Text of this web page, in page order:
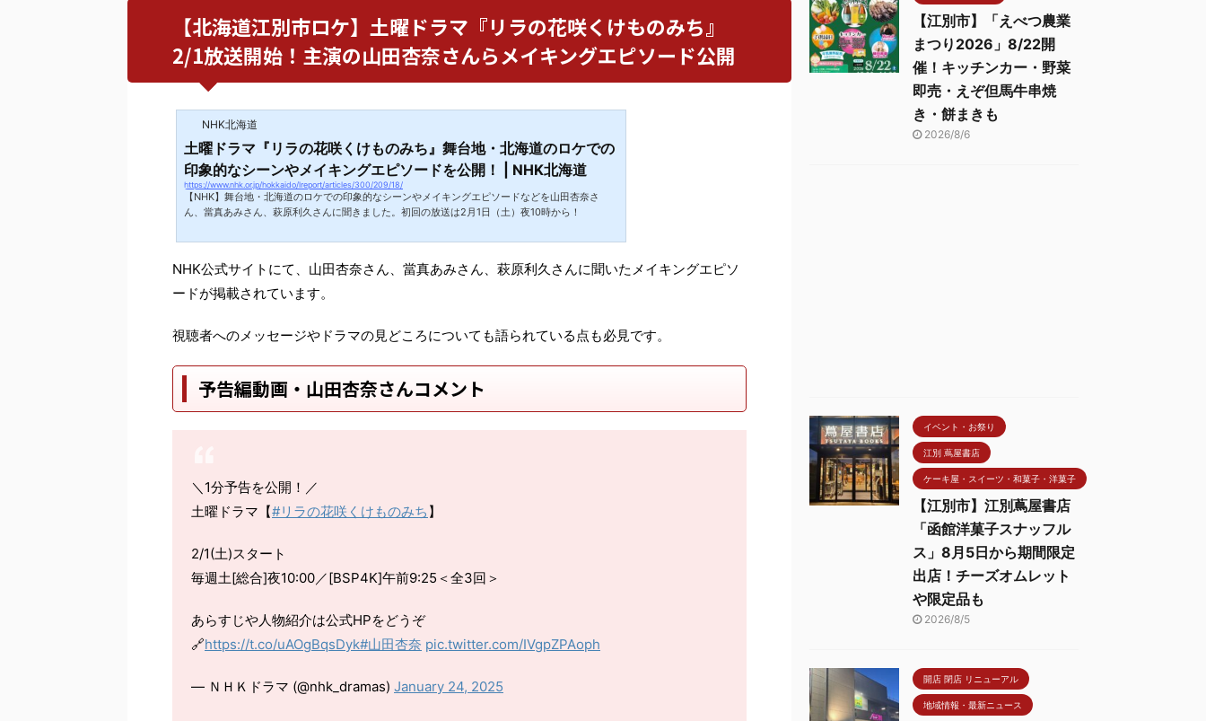
【北海道江別市ロケ】土曜ドラマ『リラの花咲くけものみち』
2/1放送開始！主演の山田杏奈さんらメイキングエピソード公開
NHK北海道
土曜ドラマ『リラの花咲くけものみち』舞台地・北海道のロケでの
印象的なシーンやメイキングエピソードを公開！ | NHK北海道
https://www.nhk.or.jp/hokkaido/lreport/articles/300/209/18/
【NHK】舞台地・北海道のロケでの印象的なシーンやメイキングエピソードなどを山田杏奈さ
ん、當真あみさん、萩原利久さんに聞きました。初回の放送は2月1日（土）夜10時から！
NHK公式サイトにて、山田杏奈さん、當真あみさん、萩原利久さんに聞いたメイキングエピソ
ードが掲載されています。
視聴者へのメッセージやドラマの見どころについても語られている点も必見です。
予告編動画・山田杏奈さんコメント
＼1分予告を公開！／
土曜ドラマ【#リラの花咲くけものみち 】
2/1(土)スタート
毎週土[総合]夜10:00／[BSP4K]午前9:25＜全3回＞
あらすじや人物紹介は公式HPをどうぞ
🔗https://t.co/uAOgBqsDyk#山田杏奈 pic.twitter.com/IVgpZPAoph
— ＮＨＫドラマ (@nhk_dramas) January 24, 2025
【江別市】「えべつ農業
まつり2026」8/22開
催！キッチンカー・野菜
即売・えぞ但馬牛串焼
き・餅まきも
2026/8/6
イベント・お祭り
江別 蔦屋書店
ケーキ屋・スイーツ・和菓子・洋菓子
【江別市】江別蔦屋書店
「函館洋菓子スナッフル
ス」8月5日から期間限定
出店！チーズオムレット
や限定品も
2026/8/5
開店 閉店 リニューアル
地域情報・最新ニュース